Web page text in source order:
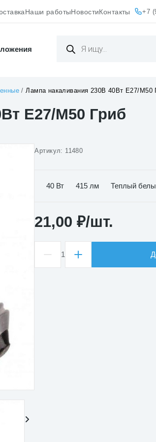
Наши работыНовостиКонтакты +7
товаров
/Лампа накаливания 230В 40Вт Е27/М50
Е27/М50 Гриб
Артикул: 11480
40 Вт 415 лм Теплый
21,00₽/шт.
Количество
товара
1